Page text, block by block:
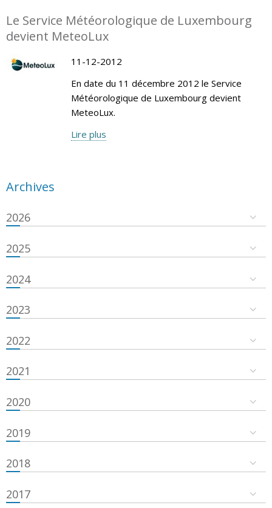
Le Service Météorologique de Luxembourg
devient MeteoLux
11-12-2012
En date du 11 décembre 2012 le Service
Météorologique de Luxembourg devient
MeteoLux.
Lire plus
Archives
2026
2025
2024
2023
2022
2021
2020
2019
2018
2017